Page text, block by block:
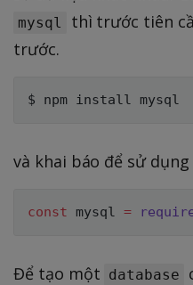
mysql
thì trước tiên
trước.
và khai báo để sử dụng
const mysql =
Để tạo một database